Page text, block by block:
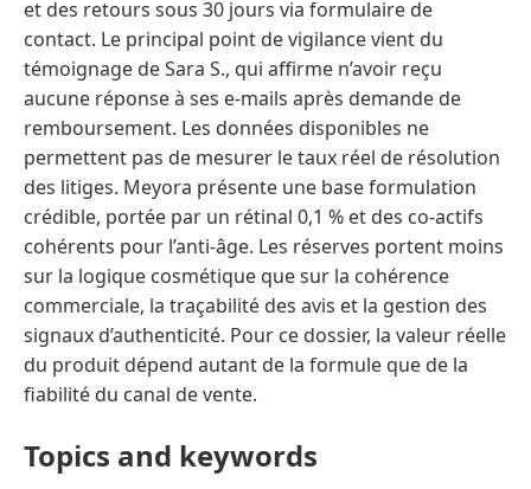
Topics and keywords